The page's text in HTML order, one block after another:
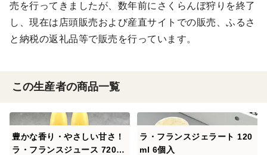
売を行ってきましたが、数年前にさくらんぼ狩りを終了
し、現在は店頭販売および産直サイトでの販売、ふるさ
と納税の返礼品等で販売を行っています。
この生産者の商品一覧
豊かな香り・やさしい甘さ！
ラ・フランスジュース 720ml
ラ・フランスジェラート 120
ml 6個入